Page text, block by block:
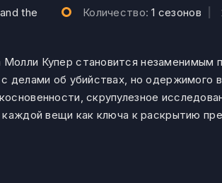
the
Количество:1 сезонов
Купер становится незаменимым
делами об убийствах, но одержимого
скрупулезное
вещи как ключа к раскрытию